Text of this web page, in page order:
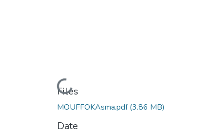
Loading...
Files
MOUFFOKAsma.pdf(3.86 MB)
Date